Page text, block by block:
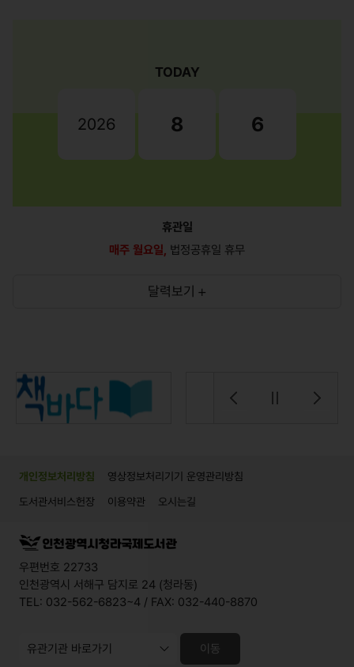
TODAY
2026 8 6
휴관일
매주 월요일, 법정공휴일 휴무
달력보기
개인정보처리방침
영상정보처리기기 운영관리방침
도서관서비스헌장
이용약관 오시는길
우편번호 22733
인천광역시 서해구 담지로 24 (청라동)
TEL: 032-562-6823~4 / FAX: 032-440-8870
이동